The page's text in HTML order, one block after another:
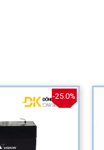
-25.0%